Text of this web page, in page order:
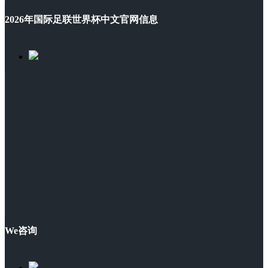
2026年国际足联世界杯中文官网信息
We咨询